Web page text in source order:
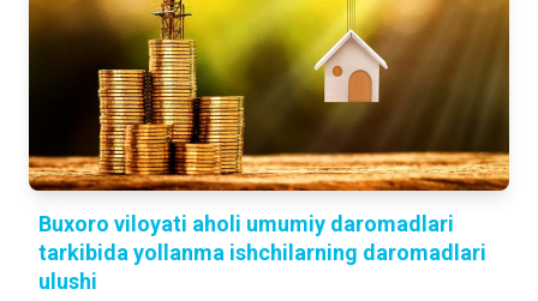
Buxoro viloyati aholi umumiy daromadlari
tarkibida yollanma ishchilarning daromadlari
ulushi